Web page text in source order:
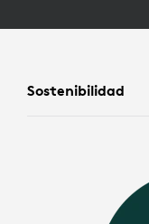
Sostenibilidad